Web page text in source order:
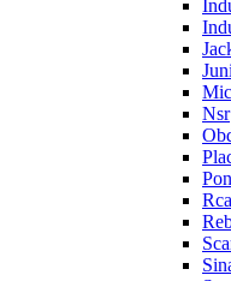
Nsr
Rca